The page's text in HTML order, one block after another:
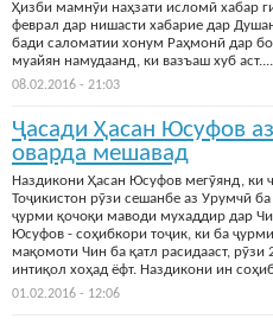
Ҳизби мамнӯи наҳзати исломӣ хабар
феврал дар нишасти хабарие дар
бади саломатии хонум Раҳмонӣ дар
муайян намудаанд, ки вазъаш хуб аст....
08.02.2016 - 21:03
Ҷасади Ҳасан Юсуфов
оварда мешавад
Наздикони Ҳасан Юсуфов мегӯянд, ки
Тоҷикистон рӯзи сешанбе аз Урумчӣ
ҷурми қочоқи маводи мухаддир дар
Юсуфов - соҳибкори тоҷик, ки ба
мақомоти Чин ба қатл расидааст,
интиқол хоҳад ёфт. Наздикони ин
01.02.2016 - 12:06